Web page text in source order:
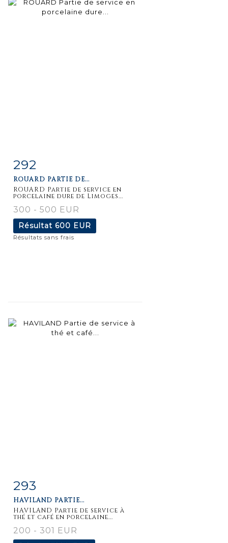
Fiche
détaillée
292
ROUARD PARTIE DE...
ROUARD Partie de service en
porcelaine dure de Limoges...
300 - 500 EUR
Résultat 600 EUR
Résultats sans frais
Fiche
détaillée
293
HAVILAND PARTIE...
HAVILAND Partie de service à
thé et café en porcelaine...
200 - 301 EUR